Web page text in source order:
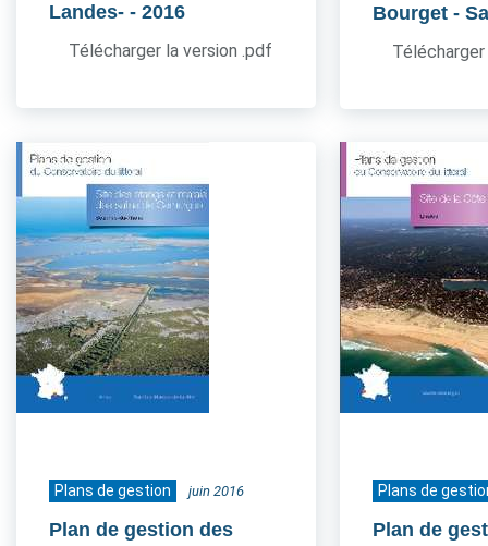
Landes- - 2016
Télécharger la version .pdf
Bourget -
Plans de gestion juin 2016
Plan de gestion des
Plans de
Plan de